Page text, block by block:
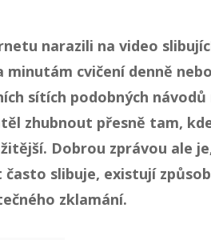
narazili na video
cvičení denně
sítích podobných
zhubnout přesně tam,
Dobrou zprávou ale
slibuje, existují
zklamání.